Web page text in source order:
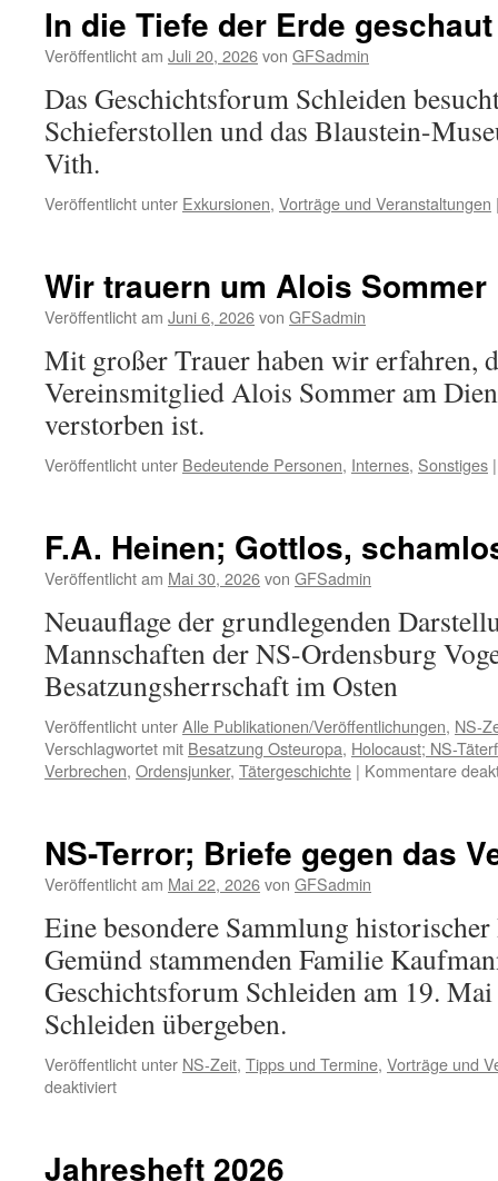
In die Tiefe der Erde geschaut
Veröffentlicht am Juli 20, 2026von GFSadmin
Das Geschichtsforum Schleiden
Schieferstollen und das Blaustein-
Vith.
Veröffentlicht unter Exkursionen, Vorträge und Veranstaltungen
Wir trauern um Alois Sommer
Veröffentlicht am Juni 6, 2026von GFSadmin
Mit großer Trauer haben wir erfahren,
Vereinsmitglied Alois Sommer am
verstorben ist.
Veröffentlicht unter Bedeutende Personen, Internes, Sonstiges |
F.A. Heinen; Gottlos,
Veröffentlicht am Mai 30, 2026von GFSadmin
Neuauflage der grundlegenden
Mannschaften der NS-Ordensburg
Besatzungsherrschaft im Osten
Veröffentlicht unterAlle Publikationen/Veröffentlichungen, NS-
Verschlagwortet mit Besatzung Osteuropa, Holocaust; NS-
Verbrechen, Ordensjunker, Tätergeschichte | Kommentare
NS-Terror; Briefe gegen das
Veröffentlicht am Mai 22, 2026von GFSadmin
Eine besondere Sammlung
Gemünd stammenden Familie
Geschichtsforum Schleiden am 19.
Schleiden übergeben.
Veröffentlicht unter NS-Zeit, Tipps und Termine, Vorträge und
deaktiviertfür
gegen
Jahresheft 2026